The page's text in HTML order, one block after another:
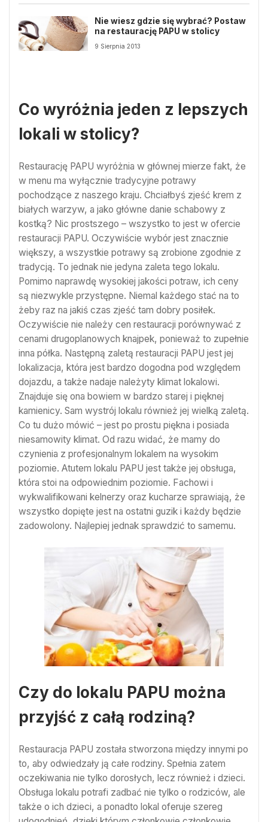
Nie wiesz gdzie się wybrać? Postaw
na restaurację PAPU w stolicy
9 Sierpnia 2013
Co wyróżnia jeden z lepszych
lokali w stolicy?
Restaurację PAPU wyróżnia w głównej mierze fakt, że
w menu ma wyłącznie tradycyjne potrawy
pochodzące z naszego kraju. Chciałbyś zjeść krem z
białych warzyw, a jako główne danie schabowy z
kostką? Nic prostszego – wszystko to jest w ofercie
restauracji PAPU. Oczywiście wybór jest znacznie
większy, a wszystkie potrawy są zrobione zgodnie z
tradycją. To jednak nie jedyna zaleta tego lokalu.
Pomimo naprawdę wysokiej jakości potraw, ich ceny
są niezwykle przystępne. Niemal każdego stać na to
żeby raz na jakiś czas zjeść tam dobry posiłek.
Oczywiście nie należy cen restauracji porównywać z
cenami drugoplanowych knajpek, ponieważ to zupełnie
inna półka. Następną zaletą restauracji PAPU jest jej
lokalizacja, która jest bardzo dogodna pod względem
dojazdu, a także nadaje należyty klimat lokalowi.
Znajduje się ona bowiem w bardzo starej i pięknej
kamienicy. Sam wystrój lokalu również jej wielką zaletą.
Co tu dużo mówić – jest po prostu piękna i posiada
niesamowity klimat. Od razu widać, że mamy do
czynienia z profesjonalnym lokalem na wysokim
poziomie. Atutem lokalu PAPU jest także jej obsługa,
która stoi na odpowiednim poziomie. Fachowi i
wykwalifikowani kelnerzy oraz kucharze sprawiają, że
wszystko dopięte jest na ostatni guzik i każdy będzie
zadowolony. Najlepiej jednak sprawdzić to samemu.
Czy do lokalu PAPU można
przyjść z całą rodziną?
Restauracja PAPU została stworzona między innymi po
to, aby odwiedzały ją całe rodziny. Spełnia zatem
oczekiwania nie tylko dorosłych, lecz również i dzieci.
Obsługa lokalu potrafi zadbać nie tylko o rodziców, ale
także o ich dzieci, a ponadto lokal oferuje szereg